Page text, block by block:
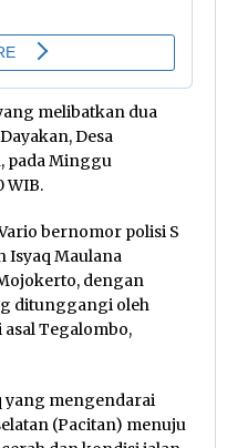
melibatkan dua
Desa
pada Minggu
WIB.
bernomor polisi S
Isyaq Maulana
dengan
ditunggangi oleh
Tegalombo,
yang mengendarai
(Pacitan) menuju